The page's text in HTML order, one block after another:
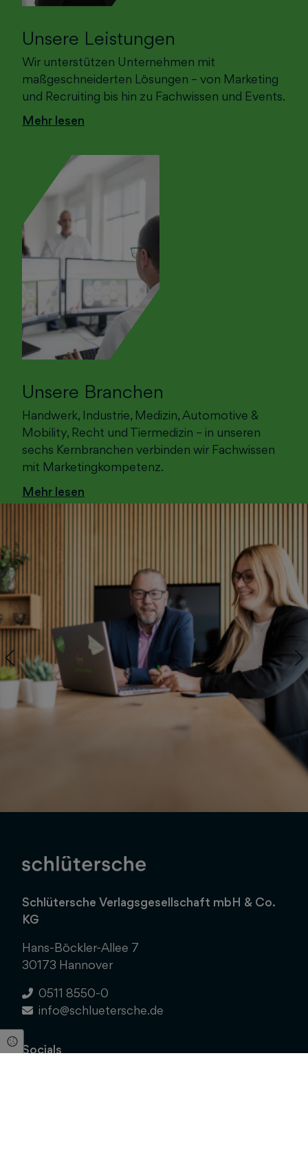
Unsere Leistungen
Wir unterstützen Unternehmen mit
maßgeschneiderten Lösungen – von Marketing
und Recruiting bis hin zu Fachwissen und Events.
Mehr lesen
Unsere Branchen
Handwerk, Industrie, Medizin, Automotive &
Mobility, Recht und Tiermedizin – in unseren
sechs Kernbranchen verbinden wir Fachwissen
mit Marketingkompetenz.
Mehr lesen
Schlütersche Verlagsgesellschaft mbH & Co.
KG
Hans-Böckler-Allee 7
30173 Hannover
0511 8550-0
info@schluetersche.de
Socials